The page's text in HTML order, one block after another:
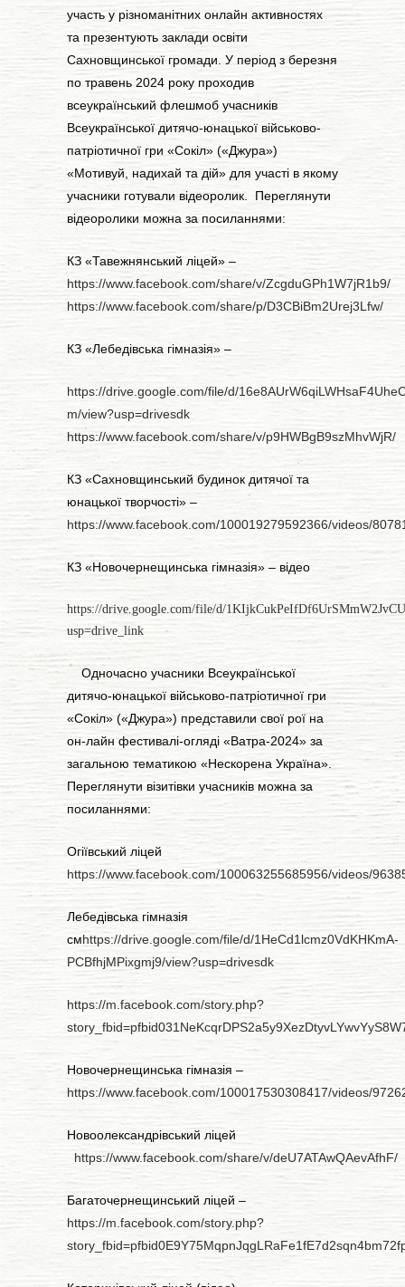
участь у різноманітних онлайн активностях
та презентують заклади освіти
Сахновщинської громади. У період з березня
по травень 2024 року проходив
всеукраїнський флешмоб учасників
Всеукраїнської дитячо-юнацької військово-
патріотичної гри «Сокіл» («Джура»)
«Мотивуй, надихай та дій» для участі в якому
учасники готували відеоролик. Переглянути
відеоролики можна за посиланнями:
КЗ «Тавежнянський ліцей» –
https://www.facebook.com/share/v/ZcgduGPh1W7jR1b9/
https://www.facebook.com/share/p/D3CBiBm2Urej3Lfw/
КЗ «Лебедівська гімназія» –
https://drive.google.com/file/d/
m/view?usp=drivesdk
https://www.facebook.com/share/v/p9HWBgB9szMhvWjR/
КЗ «Сахновщинський будинок дитячої та
юнацької творчості» –
https://www.facebook.com/100019279592366/videos/
КЗ «Новочернещинська гімназія» – відео
https://drive.google.com/file/d/
usp=drive_link
Одночасно учасники Всеукраїнської
дитячо-юнацької військово-патріотичної гри
«Сокіл» («Джура») представили свої рої на
он-лайн фестивалі-огляді «Ватра-2024» за
загальною тематикою «Нескорена Україна».
Переглянути візитівки учасників можна за
посиланнями:
Огіївський ліцей
https://www.facebook.com/100063255685956/videos/
Лебедівська гімназія
смhttps://drive.google.com/file/d/1HeCd1lcmz0VdKHKmA-
PCBfhjMPixgmj9/view?usp=drivesdk
https://m.facebook.com/story.php?
Новочернещинська гімназія –
https://www.facebook.com/100017530308417/videos/
Новоолександрівський ліцей
https://www.facebook.com/share/v/deU7ATAwQAevAfhF/
Багаточернещинський ліцей –
https://m.facebook.com/story.php?